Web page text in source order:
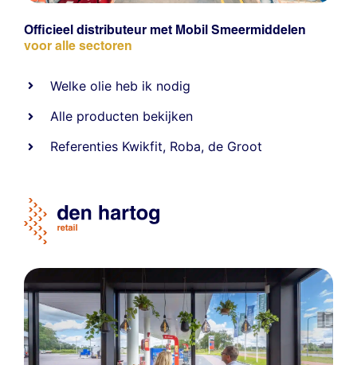
Officieel distributeur met Mobil Smeermiddelen
voor alle sectoren
Welke olie heb ik nodig
Alle producten bekijken
Referenties Kwikfit, Roba,de Groot